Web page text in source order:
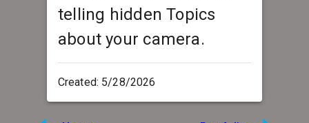
telling hidden Topics
about your camera.
Created: 5/28/2026